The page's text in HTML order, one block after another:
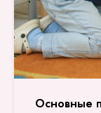
Основные